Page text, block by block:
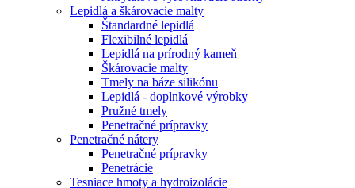
Lepidlá a škárovacie malty
Štandardné lepidlá
Flexibilné lepidlá
Lepidlá na prírodný kameň
Škárovacie malty
Tmely na báze silikónu
Lepidlá - doplnkové výrobky
Pružné tmely
Penetračné prípravky
Penetračné nátery
Penetračné prípravky
Penetrácie
Tesniace hmoty a hydroizolácie